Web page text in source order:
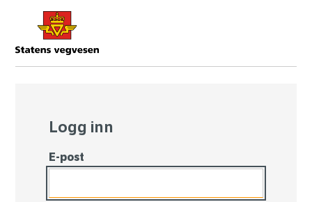
Logg inn
E-post